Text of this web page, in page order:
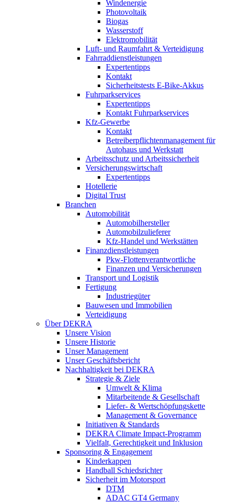
Windenergie
Photovoltaik
Biogas
Wasserstoff
Elektromobilität
Luft- und Raumfahrt & Verteidigung
Fahrraddienstleistungen
Expertentipps
Kontakt
Sicherheitstests E-Bike-Akkus
Fuhrparkservices
Expertentipps
Kontakt Fuhrparkservices
Kfz-Gewerbe
Kontakt
Betreiberpflichtenmanagement für
Autohaus und Werkstatt
Arbeitsschutz und Arbeitssicherheit
Versicherungswirtschaft
Expertentipps
Hotellerie
Digital Trust
Branchen
Automobilität
Automobilhersteller
Automobilzulieferer
Kfz-Handel und Werkstätten
Finanzdienstleistungen
Pkw‑Flottenverantwortliche
Finanzen und Versicherungen
Transport und Logistik
Fertigung
Industriegüter
Bauwesen und Immobilien
Verteidigung
Über DEKRA
Unsere Vision
Unsere Historie
Unser Management
Unser Geschäftsbericht
Nachhaltigkeit bei DEKRA
Strategie & Ziele
Umwelt & Klima
Mitarbeitende & Gesellschaft
Liefer- & Wertschöpfungskette
Management & Governance
Initiativen & Standards
DEKRA Climate Impact-Programm
Vielfalt, Gerechtigkeit und Inklusion​
Sponsoring & Engagement
Kinderkappen
Handball Schiedsrichter
Sicherheit im Motorsport
DTM
ADAC GT4 Germany